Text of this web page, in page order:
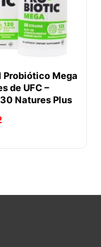
Probiótico Mega
de UFC –
Natures Plus
O
R$390,42.